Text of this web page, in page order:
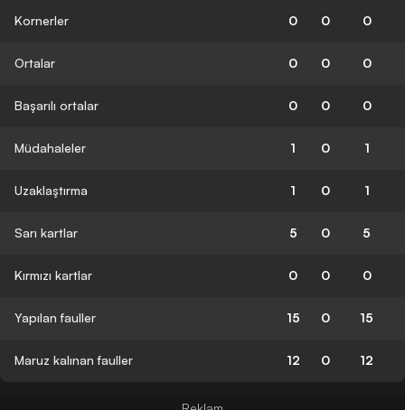
Kornerler 0 0 0
Ortalar 0 0 0
Başarılı ortalar 0 0 0
Müdahaleler 1 0 1
Uzaklaştırma 1 0 1
Sarı kartlar 5 0 5
Kırmızı kartlar 0 0 0
Yapılan fauller 15 0 15
Maruz kalınan fauller 12 0 12